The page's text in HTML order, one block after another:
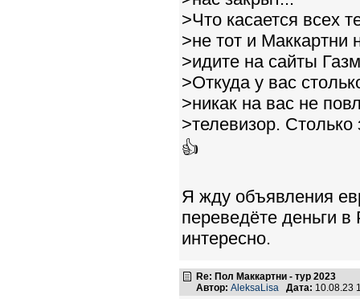
>Что касается всех
>не тот и Маккартни
>идите на сайты
>Откуда у вас
>никак на вас не
>телевизор.
👍
Я жду объявления
переведёте деньги
интересно.
Re: Пол Маккартни - тур 2023
Автор: AleksaLisa Дата: 10.08.23